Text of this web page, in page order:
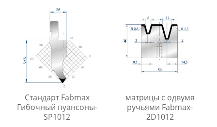
Стандарт Fabmax
Гибочный пуансоны-
SP1012
матрицы с одвумя
ручьями Fabmax-
2D1012